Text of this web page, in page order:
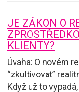
JE ZÁKON O
KLIENTY?
Úvaha: O novém
“zkultivovat”
Když už to